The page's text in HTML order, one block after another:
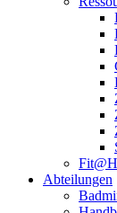
Abteilungen